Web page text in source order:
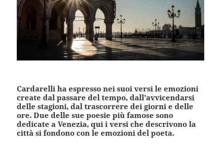
Cardarelli ha espresso nei suoi versi le emozioni
create dal passare del tempo, dall’avvicendarsi
delle stagioni, dal trascorrere dei giorni e delle
ore. Due delle sue poesie più famose sono
dedicate a Venezia, qui i versi che descrivono la
città si fondono con le emozioni del poeta.